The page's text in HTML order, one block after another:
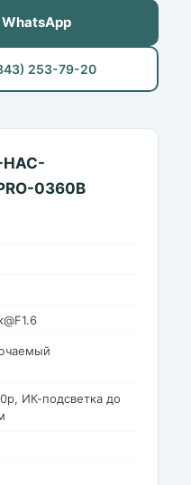
WhatsApp
253-79-20
HAC-
0360B
ИК-подсветка до